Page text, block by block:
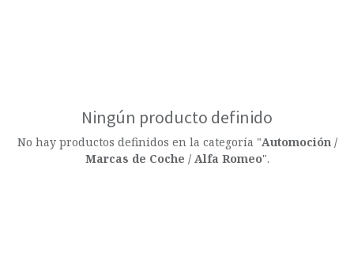
Ningún producto definido
No hay productos definidos en la categoría "Automoción /
Marcas de Coche / Alfa Romeo".